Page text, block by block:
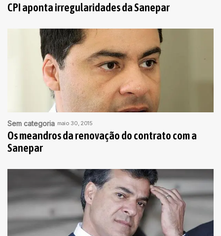
CPI aponta irregularidades da Sanepar
Sem categoria maio 30, 2015
Os meandros da renovação do contrato com a
Sanepar